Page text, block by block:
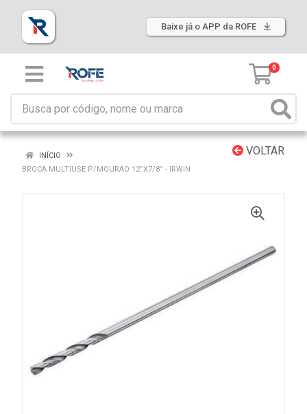
Baixe já o APP da ROFE
0
VOLTAR
INÍCIO
BROCA MULTIUSE P/MOURAO 12”X7/8” - IRWIN